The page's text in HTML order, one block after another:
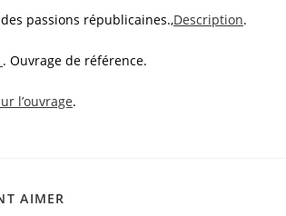
passions républicaines.,Description.
. Ouvrage de référence.
l’ouvrage.
AIMER